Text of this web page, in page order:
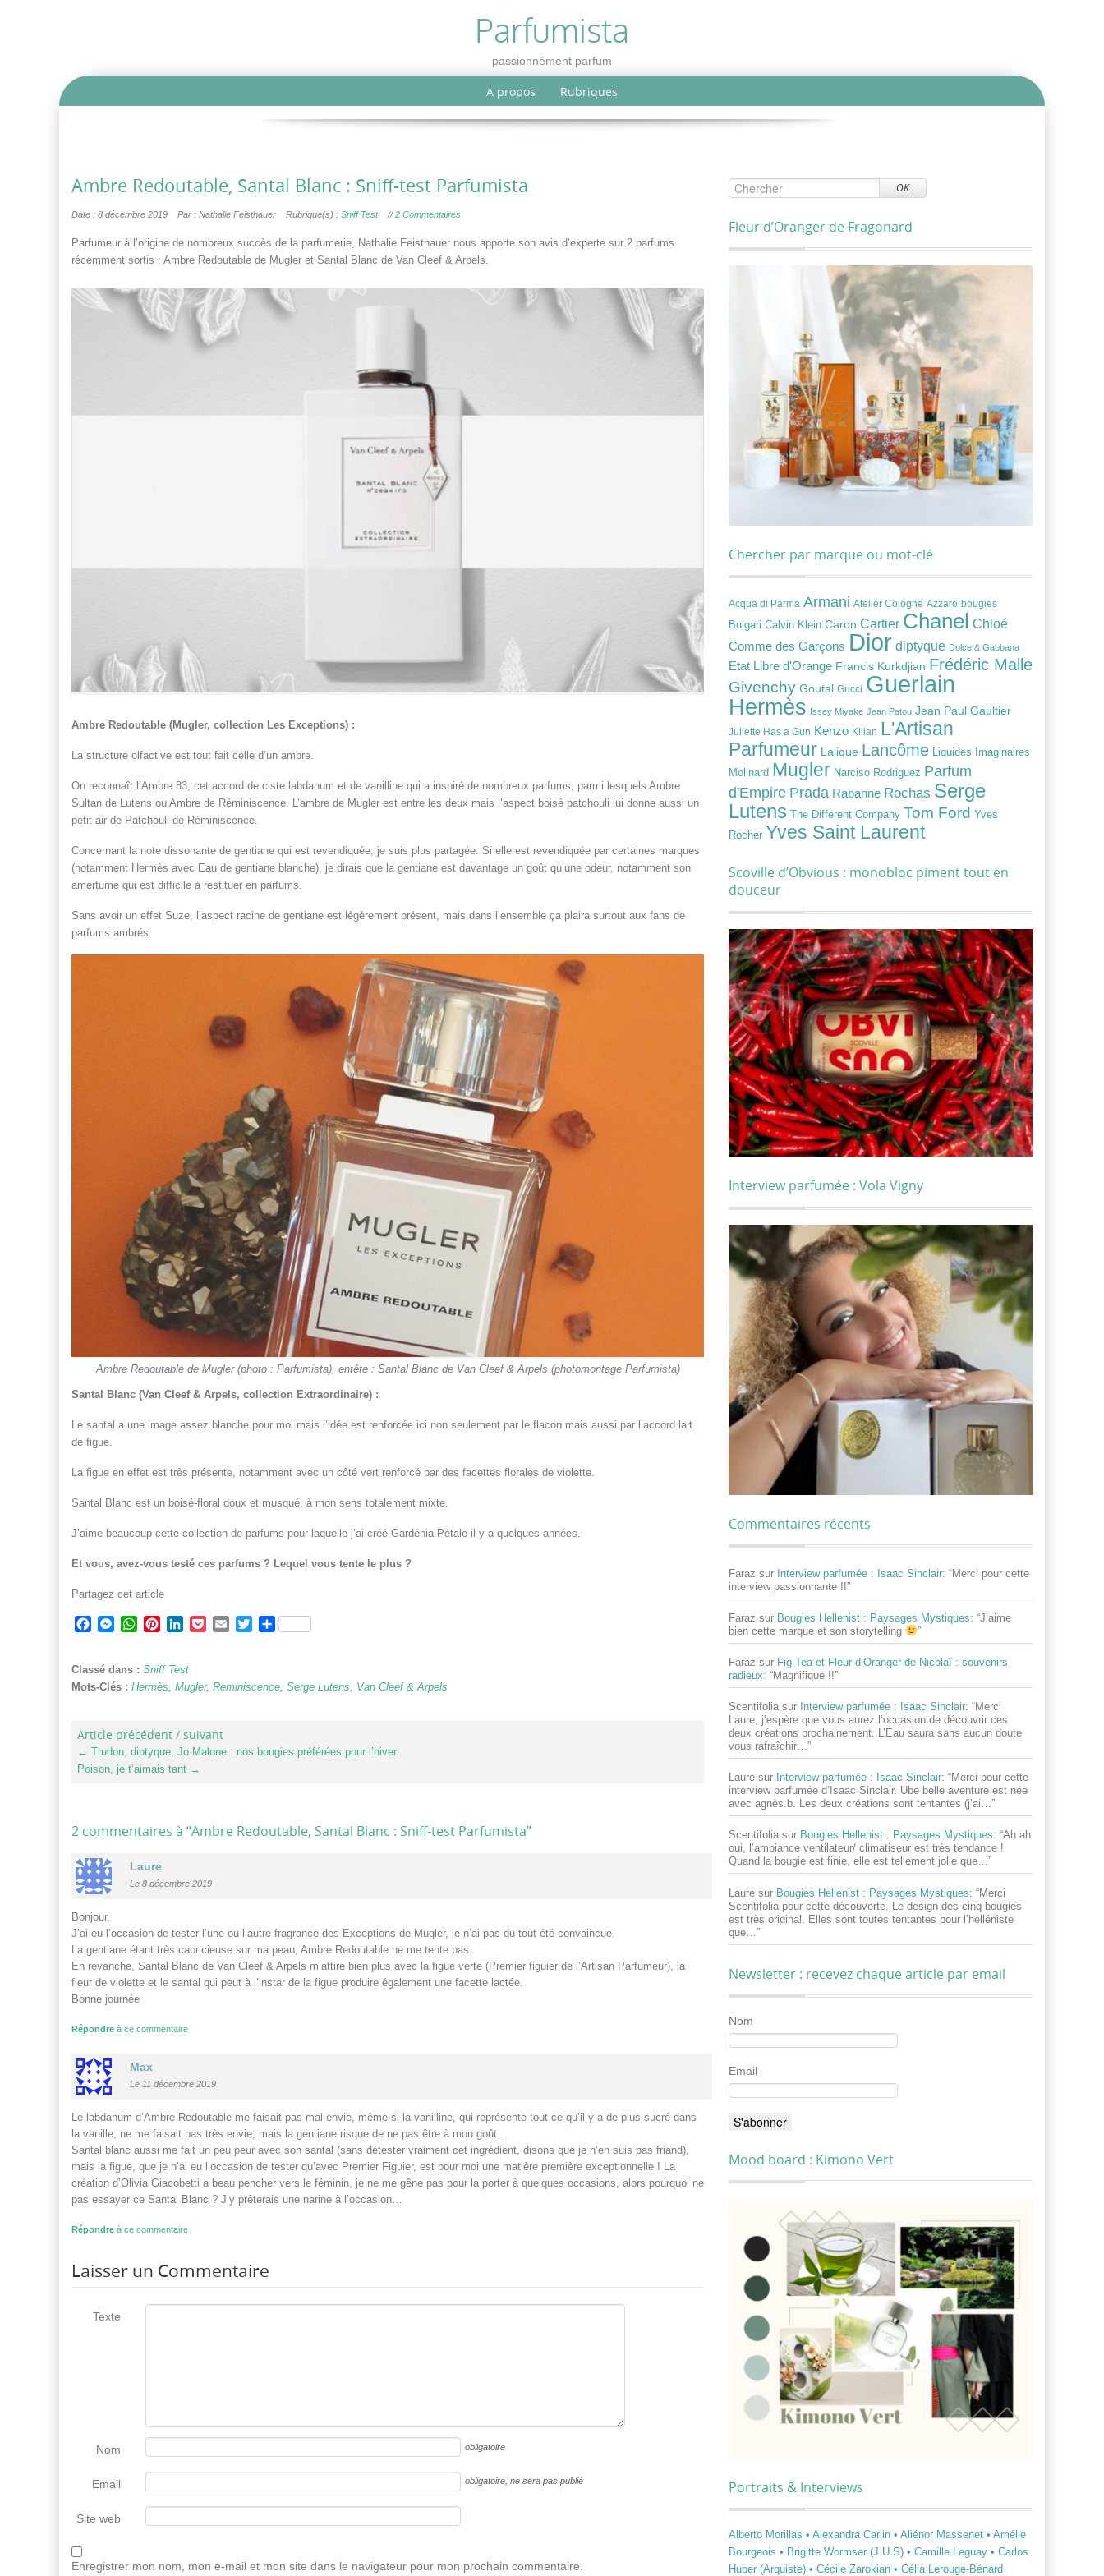
Parfumista
passionnément parfum
A propos Rubriques
Ambre Redoutable, Santal Blanc : Sniff-test Parfumista
Date : 8 décembre 2019 Par : Nathalie Feisthauer Rubrique(s) : Sniff Test //2 Commentaires
Parfumeur à l’origine de nombreux succès de la parfumerie, Nathalie Feisthauer nous apporte son avis d’experte sur 2 parfums
récemment sortis : Ambre Redoutable de Mugler et Santal Blanc de Van Cleef & Arpels.
Ambre Redoutable (Mugler, collection Les Exceptions) :
La structure olfactive est tout fait celle d’un ambre.
On reconnaît l’Ambre 83, cet accord de ciste labdanum et de vanilline qui a inspiré de nombreux parfums, parmi lesquels Ambre
Sultan de Lutens ou Ambre de Réminiscence. L’ambre de Mugler est entre les deux mais l’aspect boisé patchouli lui donne aussi un
petit air de Patchouli de Réminiscence.
Concernant la note dissonante de gentiane qui est revendiquée, je suis plus partagée. Si elle est revendiquée par certaines marques
(notamment Hermès avec Eau de gentiane blanche), je dirais que la gentiane est davantage un goût qu’une odeur, notamment son
amertume qui est difficile à restituer en parfums.
Sans avoir un effet Suze, l’aspect racine de gentiane est légèrement présent, mais dans l’ensemble ça plaira surtout aux fans de
parfums ambrés.
Ambre Redoutable de Mugler (photo : Parfumista), entête : Santal Blanc de Van Cleef & Arpels (photomontage Parfumista)
Santal Blanc (Van Cleef & Arpels, collection Extraordinaire) :
Le santal a une image assez blanche pour moi mais l’idée est renforcée ici non seulement par le flacon mais aussi par l’accord lait
de figue.
La figue en effet est très présente, notamment avec un côté vert renforcé par des facettes florales de violette.
Santal Blanc est un boisé-floral doux et musqué, à mon sens totalement mixte.
J’aime beaucoup cette collection de parfums pour laquelle j’ai créé Gardénia Pétale il y a quelques années.
Et vous, avez-vous testé ces parfums ? Lequel vous tente le plus ?
Partagez cet article
Facebook
Messenger
WhatsApp
PinterestLinkedInPocketEmailTwitterPartager
Classé dans : Sniff Test
Mots-Clés : Hermès, Mugler, Reminiscence, Serge Lutens, Van Cleef & Arpels
Article précédent / suivant
← Trudon, diptyque, Jo Malone : nos bougies préférées pour l’hiver
Poison, je t’aimais tant →
2 commentaires à “Ambre Redoutable, Santal Blanc : Sniff-test Parfumista”
Laure
Le 8 décembre 2019
Bonjour,
J’ai eu l’occasion de tester l’une ou l’autre fragrance des Exceptions de Mugler, je n’ai pas du tout été convaincue.
La gentiane étant très capricieuse sur ma peau, Ambre Redoutable ne me tente pas.
En revanche, Santal Blanc de Van Cleef & Arpels m’attire bien plus avec la figue verte (Premier figuier de l’Artisan Parfumeur), la
fleur de violette et le santal qui peut à l’instar de la figue produire également une facette lactée.
Bonne journée
Répondre à ce commentaire
Max
Le 11 décembre 2019
Le labdanum d’Ambre Redoutable me faisait pas mal envie, même si la vanilline, qui représente tout ce qu’il y a de plus sucré dans
la vanille, ne me faisait pas très envie, mais la gentiane risque de ne pas être à mon goût…
Santal blanc aussi me fait un peu peur avec son santal (sans détester vraiment cet ingrédient, disons que je n’en suis pas friand),
mais la figue, que je n’ai eu l’occasion de tester qu’avec Premier Figuier, est pour moi une matière première exceptionnelle ! La
création d’Olivia Giacobetti a beau pencher vers le féminin, je ne me gêne pas pour la porter à quelques occasions, alors pourquoi ne
pas essayer ce Santal Blanc ? J’y prêterais une narine à l’occasion…
Répondre à ce commentaire
Laisser un Commentaire
Texte
Nom obligatoire
Email obligatoire , ne sera pas publié
Site web
Enregistrer mon nom, mon e-mail et mon site dans le navigateur pour mon prochain commentaire.
OK
Fleur d’Oranger de Fragonard
Chercher par marque ou mot-clé
Acqua di Parma Armani Atelier Cologne Azzaro bougies
Bulgari Calvin Klein Caron Cartier Chanel Chloé
Comme des Garçons Dior diptyque Dolce & Gabbana
Etat Libre d'Orange Francis Kurkdjian Frédéric Malle
Givenchy Goutal Gucci Guerlain
Hermès Issey Miyake Jean Patou Jean Paul Gaultier
Juliette Has a Gun Kenzo Kilian L'Artisan
Parfumeur Lalique Lancôme Liquides Imaginaires
Molinard Mugler Narciso Rodriguez Parfum
d'Empire Prada Rabanne Rochas Serge
Lutens
The Different Company Tom Ford Yves
Rocher Yves Saint Laurent
Scoville d’Obvious : monobloc piment tout en
douceur
Interview parfumée : Vola Vigny
Commentaires récents
Faraz sur Interview parfumée : Isaac Sinclair: “Merci pour cette
interview passionnante !!”
Faraz sur Bougies Hellenist : Paysages Mystiques: “J’aime
bien cette marque et son storytelling
”
Faraz sur Fig Tea et Fleur d’Oranger de Nicolaï : souvenirs
radieux: “Magnifique !!”
Scentifolia sur Interview parfumée : Isaac Sinclair: “Merci
Laure, j’espère que vous aurez l’occasion de découvrir ces
deux créations prochainement. L’Eau saura sans aucun doute
vous rafraîchir…”
Laure sur Interview parfumée : Isaac Sinclair: “Merci pour cette
interview parfumée d’Isaac Sinclair. Ube belle aventure est née
avec agnès.b. Les deux créations sont tentantes (j’ai…”
Scentifolia sur Bougies Hellenist : Paysages Mystiques: “Ah ah
oui, l’ambiance ventilateur/ climatiseur est très tendance !
Quand la bougie est finie, elle est tellement jolie que…”
Laure sur Bougies Hellenist : Paysages Mystiques: “Merci
Scentifolia pour cette découverte. Le design des cinq bougies
est très original. Elles sont toutes tentantes pour l’helléniste
que… ”
Newsletter : recevez chaque article par email
Nom
Email
Mood board : Kimono Vert
Portraits & Interviews
Alberto Morillas • Alexandra Carlin • Aliénor Massenet • Amélie
Bourgeois • Brigitte Wormser (J.U.S) • Camille Leguay • Carlos
Huber (Arquiste) • Cécile Zarokian • Célia Lerouge-Bénard